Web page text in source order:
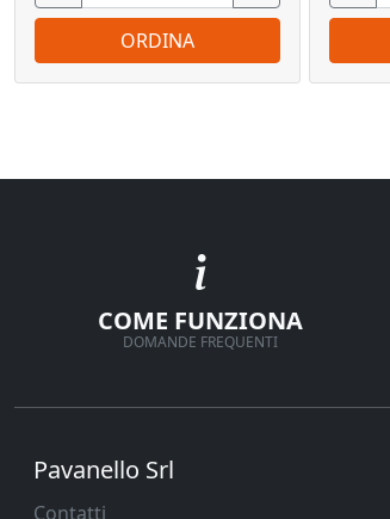
ORDINA
COME FUNZIONA
DOMANDE FREQUENTI
Pavanello Srl
Contatti